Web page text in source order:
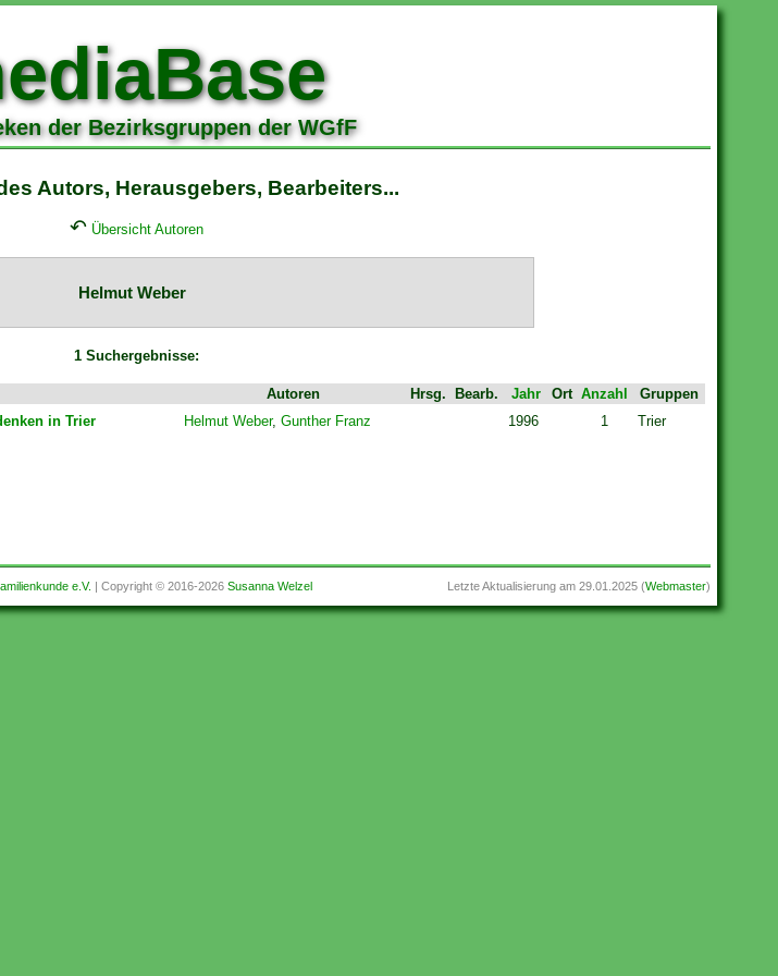
der Bezirksgruppen der WGfF
Autors, Herausgebers, Bearbeiters...
↶ Übersicht Autoren
Helmut Weber
1 Suchergebnisse:
Autoren Hrsg. Bearb. Jahr Ort Anzahl
Gruppen
in Trier
Helmut Weber, Gunther Franz 1996 1 Trier
Letzte Aktualisierung am29.01.2025(Webmaster)
e.V. | Copyright © 2016-2026Susanna Welzel